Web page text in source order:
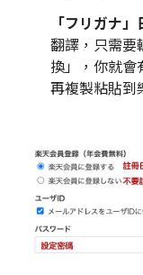
「フリガナ
翻譯，只需要
換」，你就會
再複製粘貼到